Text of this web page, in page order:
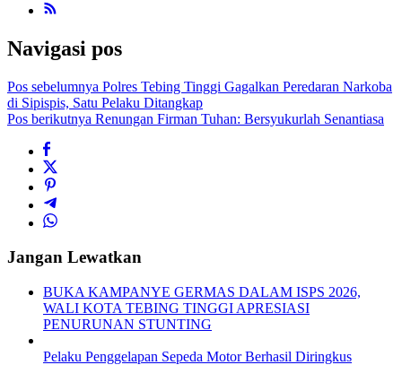
Navigasi pos
Pos sebelumnya Polres Tebing Tinggi Gagalkan Peredaran Narkoba
di Sipispis, Satu Pelaku Ditangkap
Pos berikutnya Renungan Firman Tuhan: Bersyukurlah Senantiasa
Jangan Lewatkan
BUKA KAMPANYE GERMAS DALAM ISPS 2026,
WALI KOTA TEBING TINGGI APRESIASI
PENURUNAN STUNTING
Pelaku Penggelapan Sepeda Motor Berhasil Diringkus